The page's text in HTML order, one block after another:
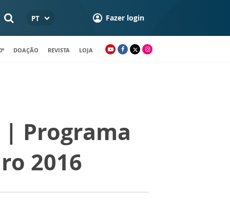
PT Fazer login
DOAÇÃO REVISTA LOJA
Programa
2016